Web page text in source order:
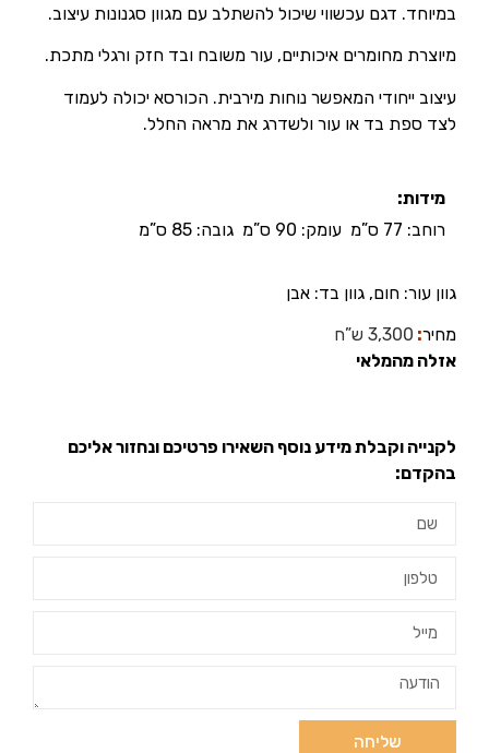
במיוחד. דגם עכשווי שיכול להשתלב עם מגוון סגנונות עיצוב.
מיוצרת מחומרים איכותיים, עור משובח ובד חזק ורגלי מתכת.
עיצוב ייחודי המאפשר נוחות מירבית. הכורסא יכולה לעמוד
לצד ספת בד או עור ולשדרג את מראה החלל.
מידות:
רוחב: 77 ס”מ עומק: 90 ס”מ גובה: 85 ס”מ
גוון עור: חום, גוון בד: אבן
מחיר: 3,300 ש”ח
אזלה מהמלאי
לקנייה וקבלת מידע נוסף השאירו פרטיכם ונחזור אליכם
בהקדם:
שליחה